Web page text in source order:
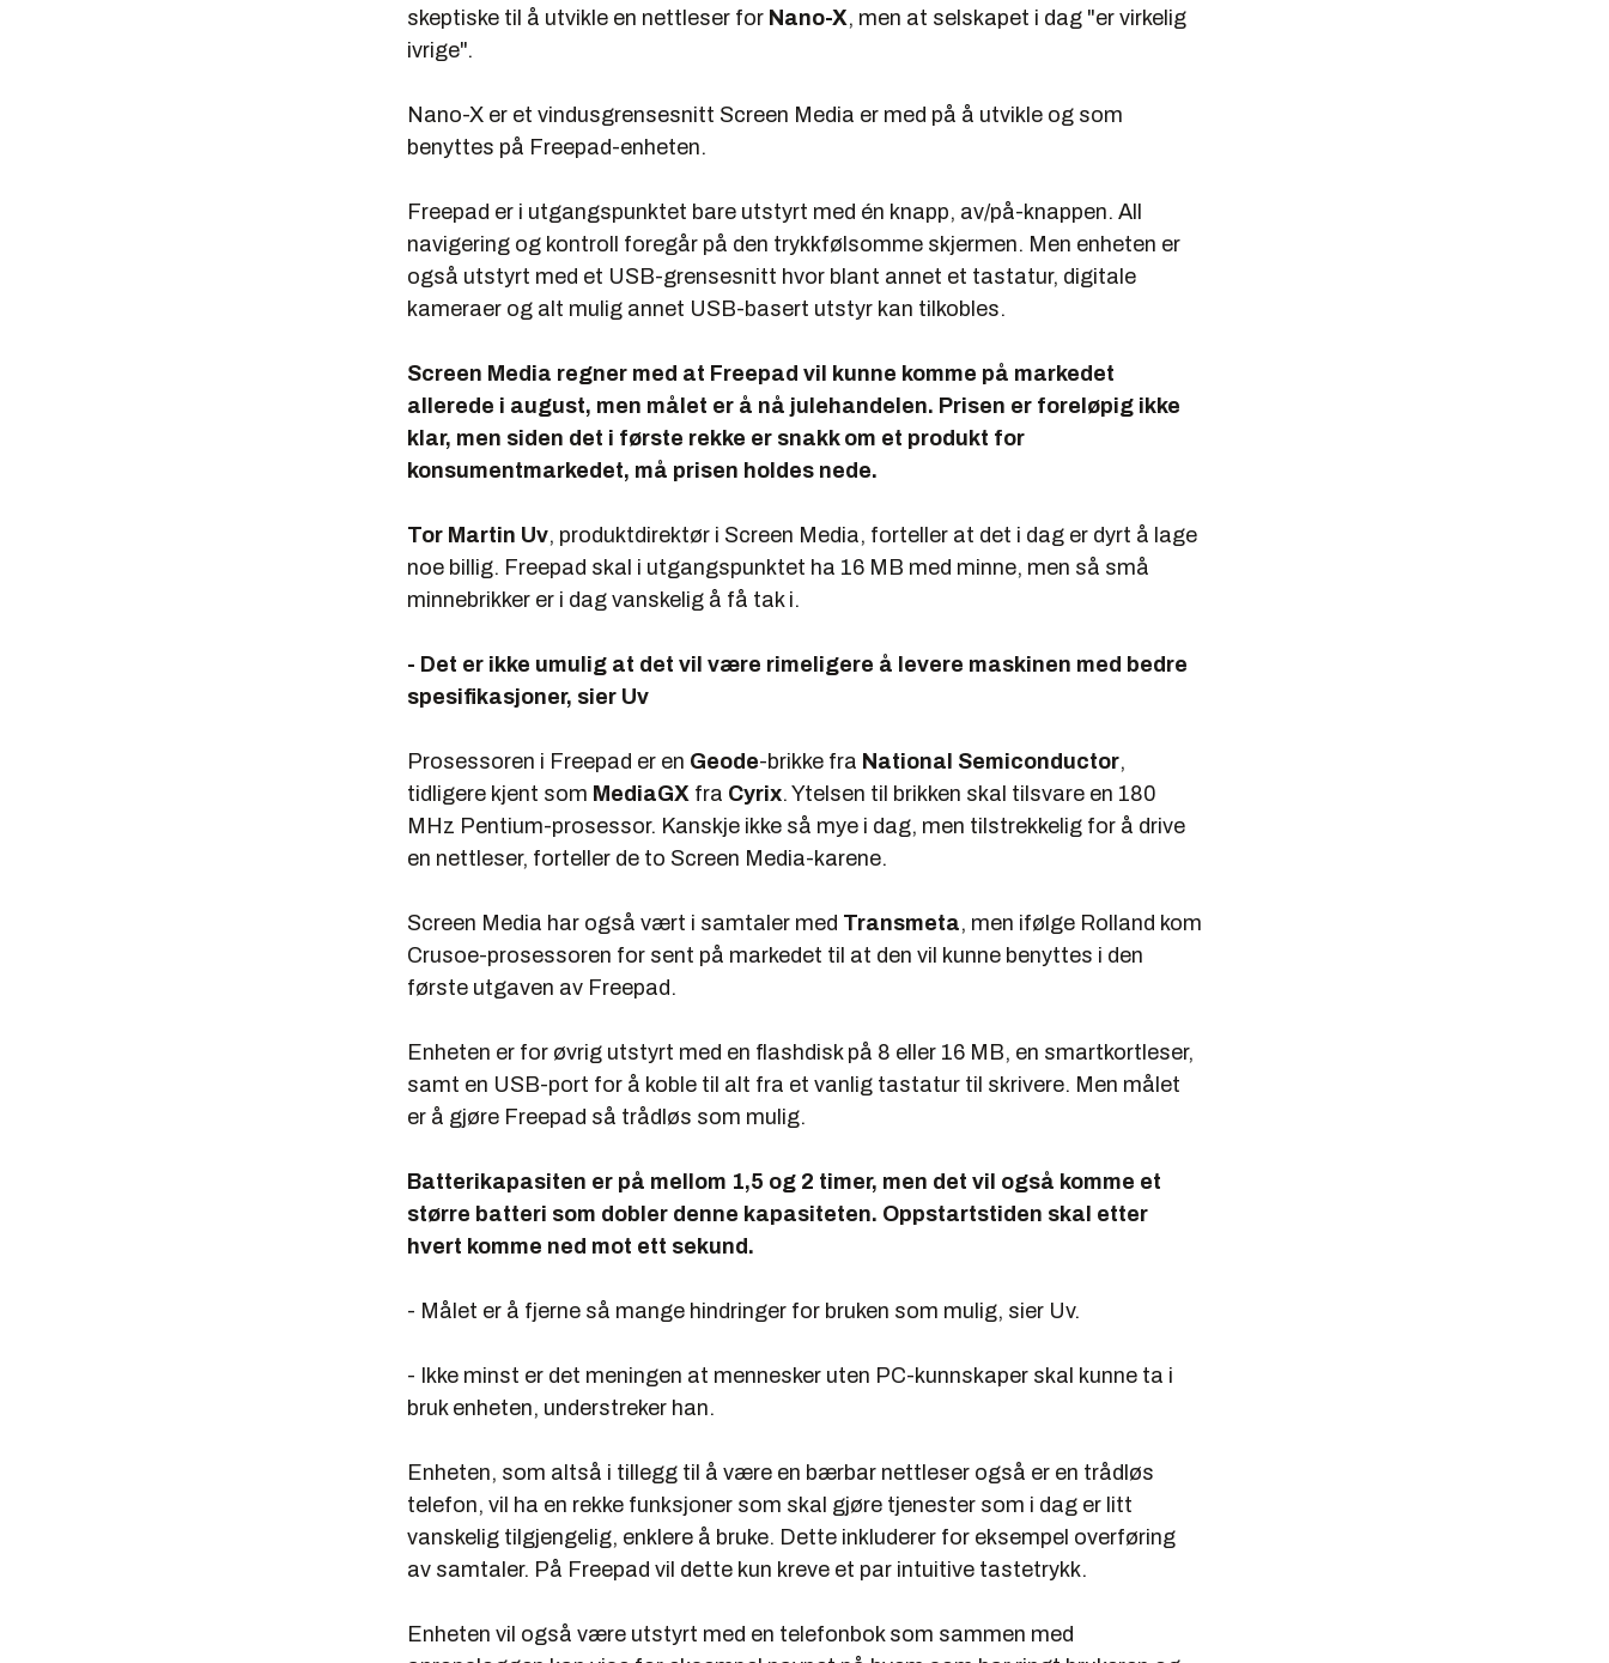
skeptiske til å utvikle en nettleser for Nano-X, men at selskapet i dag "er virkelig
ivrige".
Nano-X er et vindusgrensesnitt Screen Media er med på å utvikle og som
benyttes på Freepad-enheten.
Freepad er i utgangspunktet bare utstyrt med én knapp, av/på-knappen. All
navigering og kontroll foregår på den trykkfølsomme skjermen. Men enheten er
også utstyrt med et USB-grensesnitt hvor blant annet et tastatur, digitale
kameraer og alt mulig annet USB-basert utstyr kan tilkobles.
Screen Media regner med at Freepad vil kunne komme på markedet
allerede i august, men målet er å nå julehandelen. Prisen er foreløpig ikke
klar, men siden det i første rekke er snakk om et produkt for
konsumentmarkedet, må prisen holdes nede.
Tor Martin Uv, produktdirektør i Screen Media, forteller at det i dag er dyrt å lage
noe billig. Freepad skal i utgangspunktet ha 16 MB med minne, men så små
minnebrikker er i dag vanskelig å få tak i.
- Det er ikke umulig at det vil være rimeligere å levere maskinen med bedre
spesifikasjoner, sier Uv
Prosessoren i Freepad er en Geode-brikke fra National Semiconductor,
tidligere kjent som MediaGX fra Cyrix. Ytelsen til brikken skal tilsvare en 180
MHz Pentium-prosessor. Kanskje ikke så mye i dag, men tilstrekkelig for å drive
en nettleser, forteller de to Screen Media-karene.
Screen Media har også vært i samtaler med Transmeta, men ifølge Rolland kom
Crusoe-prosessoren for sent på markedet til at den vil kunne benyttes i den
første utgaven av Freepad.
Enheten er for øvrig utstyrt med en flashdisk på 8 eller 16 MB, en smartkortleser,
samt en USB-port for å koble til alt fra et vanlig tastatur til skrivere. Men målet
er å gjøre Freepad så trådløs som mulig.
Batterikapasiten er på mellom 1,5 og 2 timer, men det vil også komme et
større batteri som dobler denne kapasiteten. Oppstartstiden skal etter
hvert komme ned mot ett sekund.
- Målet er å fjerne så mange hindringer for bruken som mulig, sier Uv.
- Ikke minst er det meningen at mennesker uten PC-kunnskaper skal kunne ta i
bruk enheten, understreker han.
Enheten, som altså i tillegg til å være en bærbar nettleser også er en trådløs
telefon, vil ha en rekke funksjoner som skal gjøre tjenester som i dag er litt
vanskelig tilgjengelig, enklere å bruke. Dette inkluderer for eksempel overføring
av samtaler. På Freepad vil dette kun kreve et par intuitive tastetrykk.
Enheten vil også være utstyrt med en telefonbok som sammen med